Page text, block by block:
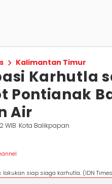
Kalimantan Timur
Karhutla
Pontianak
Air
WIB Kota Balikpapan
lakukan siap siaga karhutla. (IDN